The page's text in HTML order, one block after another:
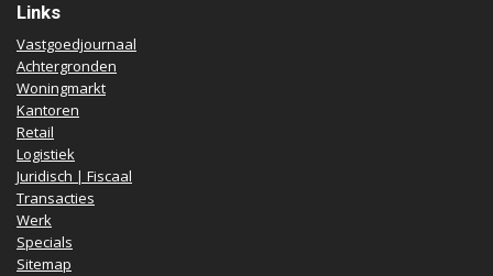
Links
Vastgoedjournaal
Achtergronden
Woningmarkt
Kantoren
Retail
Logistiek
Juridisch | Fiscaal
Transacties
Werk
Specials
Sitemap